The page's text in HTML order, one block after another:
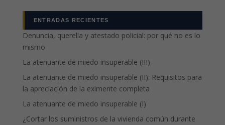
ENTRADAS RECIENTES
Denuncia, querella y atestado policial: por qué no es lo
mismo
La atenuante de miedo insuperable (III)
La atenuante de miedo insuperable (II): Requisitos para
la apreciación de la eximente completa
La atenuante de miedo insuperable (I)
¿Cortar los suministros de la vivienda común durante